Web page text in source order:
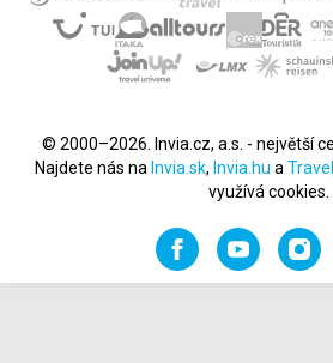
© 2000–2026. Invia.cz, a.s. - největší
Najdete nás na Invia.sk, Invia.hu a
využívá cookies.
FacebookYouTube